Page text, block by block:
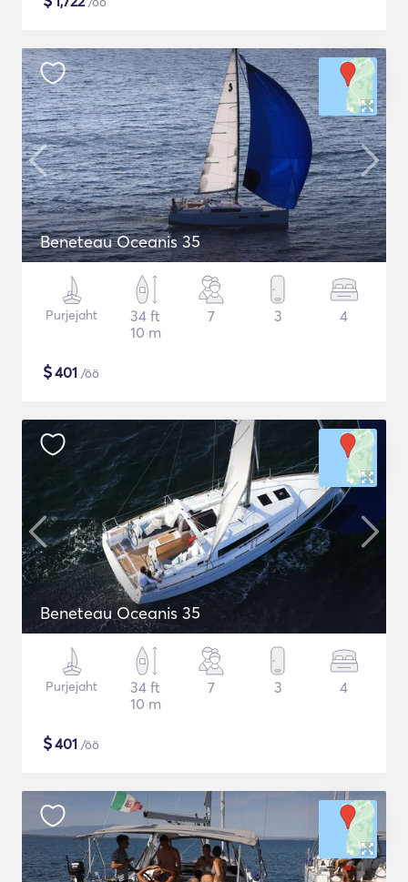
Beneteau Oceanis 35
Purjejaht
34 ft
10 m
7 3 4
$401 /öö
Beneteau Oceanis 35
Purjejaht
34 ft
10 m
7 3 4
$401 /öö